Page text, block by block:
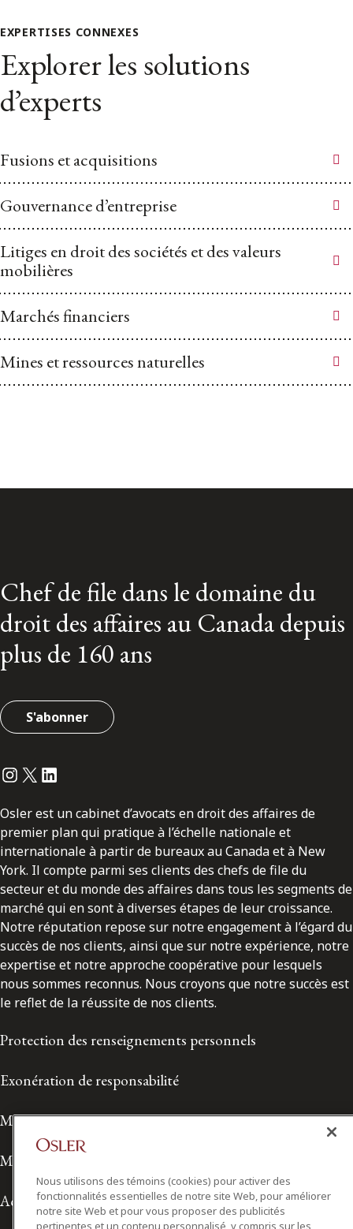
EXPERTISES CONNEXES
Explorer les solutions
d’experts
Fusions et acquisitions
Gouvernance d’entreprise
Litiges en droit des sociétés et des valeurs
mobilières
Marchés financiers
Mines et ressources naturelles
Chef de file dans le domaine du
droit des affaires au Canada depuis
plus de 160 ans
S'abonner
Instagram
Twitter
LinkedIn
Osler est un cabinet d’avocats en droit des affaires de
premier plan qui pratique à l’échelle nationale et
internationale à partir de bureaux au Canada et à New
York. Il compte parmi ses clients des chefs de file du
secteur et du monde des affaires dans tous les segments de
marché qui en sont à diverses étapes de leur croissance.
Notre réputation repose sur notre engagement à l’égard du
succès de nos clients, ainsi que sur notre expérience, notre
expertise et notre approche coopérative pour lesquels
nous sommes reconnus. Nous croyons que notre succès est
le reflet de la réussite de nos clients.
Protection des renseignements personnels
Exonération de responsabilité
Modalités de prestation de services
Modalités d'utilisation
Accessibilité
Nous utilisons des témoins (cookies) pour activer des
fonctionnalités essentielles de notre site Web, pour améliorer
notre site Web et pour vous proposer des publicités
pertinentes et un contenu personnalisé, y compris sur les